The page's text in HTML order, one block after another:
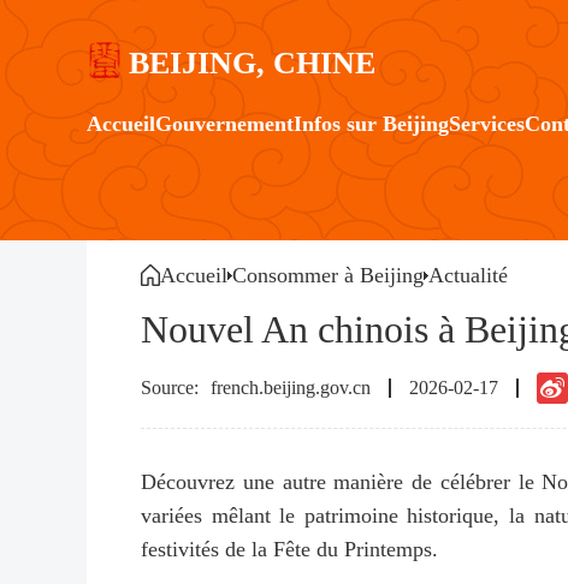
BEIJING, CHINE
AccueilGouvernementInfos sur BeijingServices
Accueil Consommer à Beijing Actualité
Nouvel An chinois à
french.beijing.gov.cn 2026-02-17
Découvrez une autre manière de célébrer le
variées mêlant le patrimoine historique, la
festivités de la Fête du Printemps.